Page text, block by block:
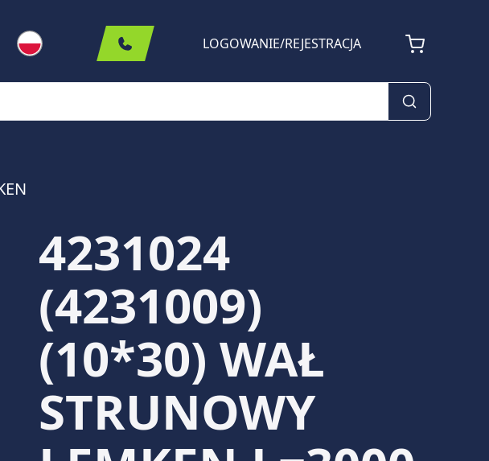
LOGOWANIE/REJESTRACJA
4231024
(4231009)
(10*30) WAŁ
STRUNOWY